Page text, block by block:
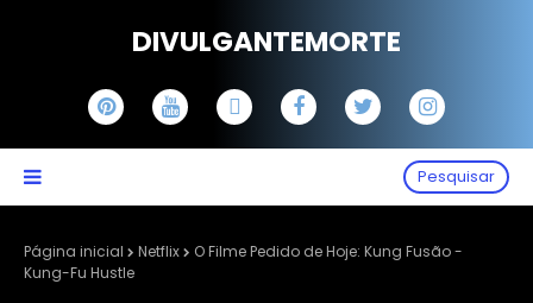
DIVULGANTEMORTE
Pesquisar
Página inicial Netflix
O Filme Pedido de Hoje: Kung Fusão -
Kung-Fu Hustle